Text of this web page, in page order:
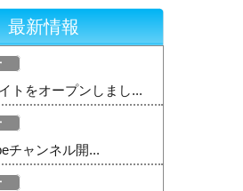
最新情報
トをオープンしまし...
チャンネル開...